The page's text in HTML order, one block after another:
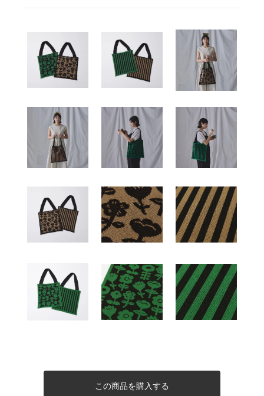
この商品を購入する